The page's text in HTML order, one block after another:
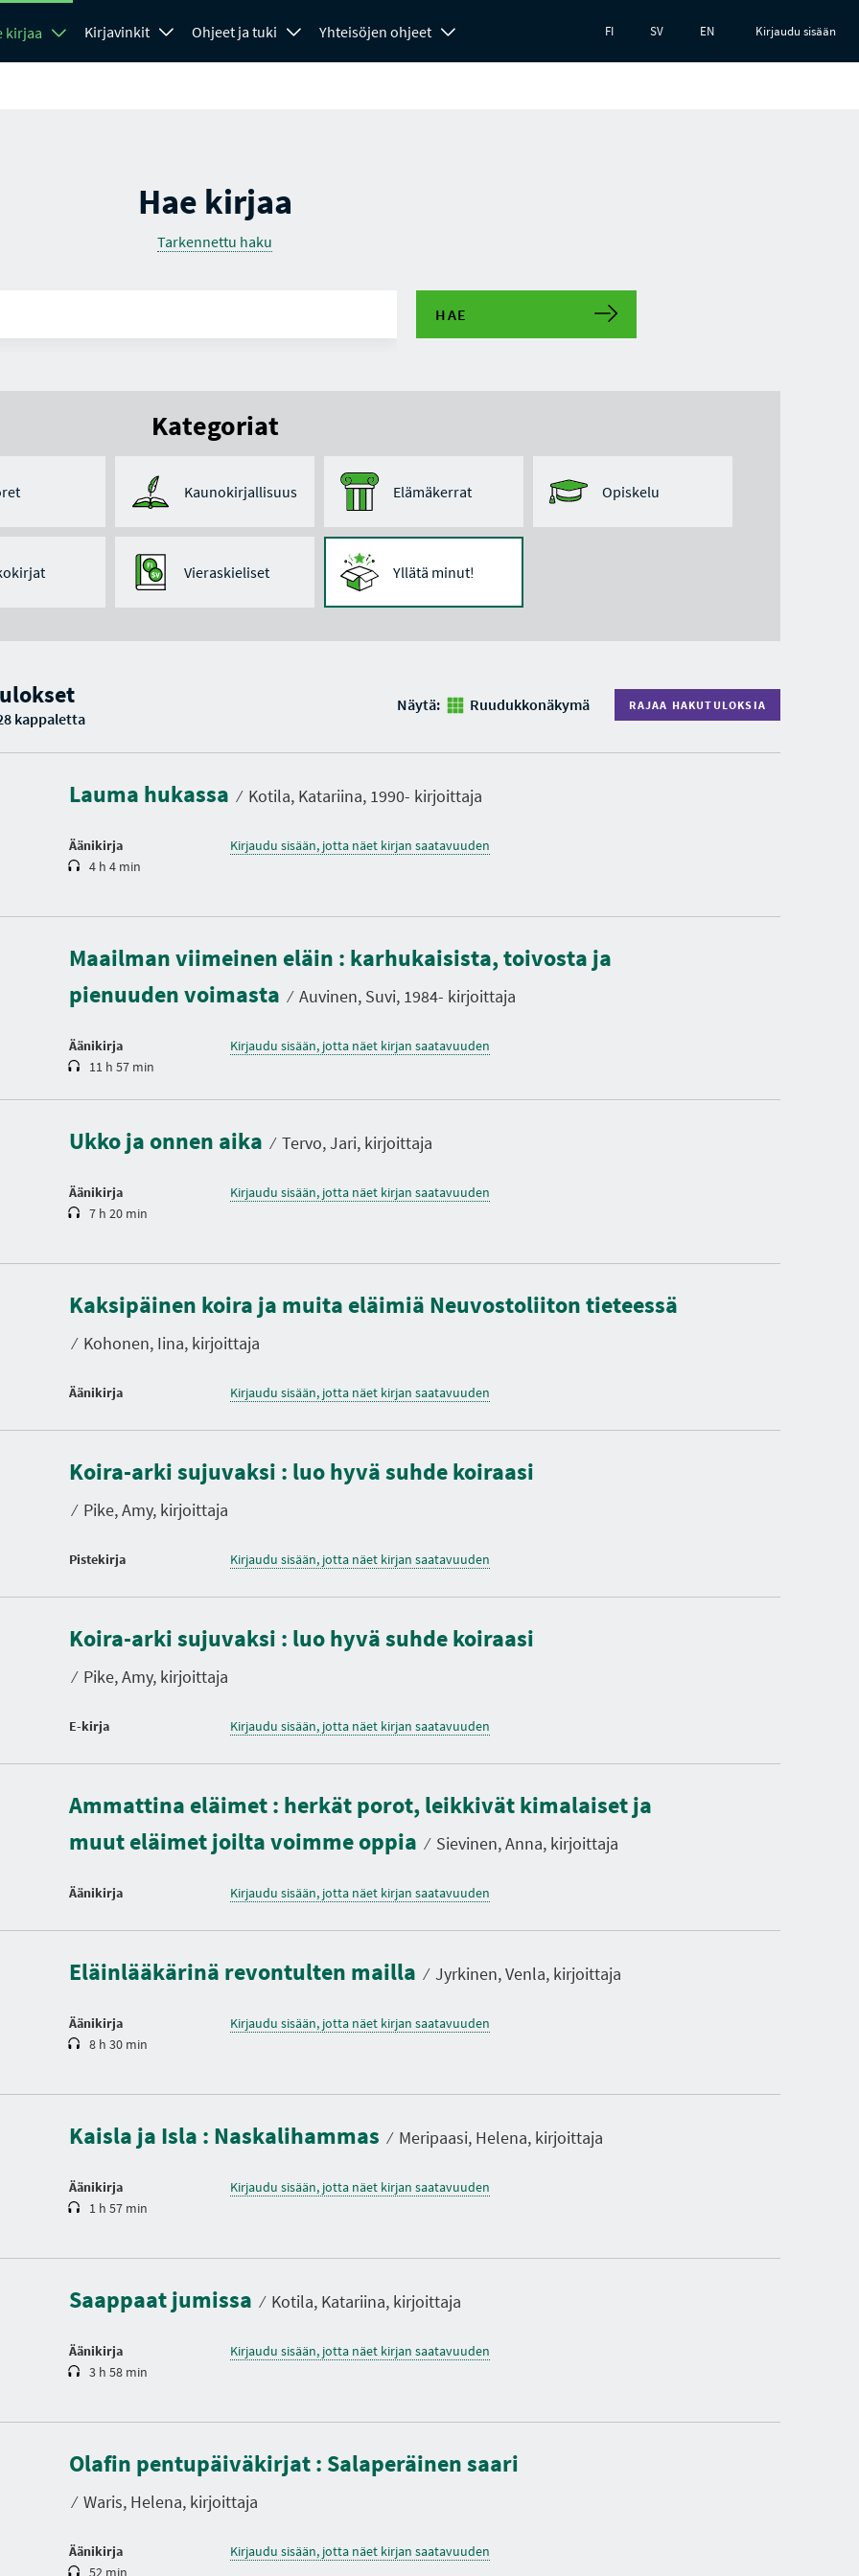
kirjaa Kirjavinkit Ohjeet ja tuki Yhteisöjen ohjeet FI SV EN Kirjaudu sisään
Hae kirjaa
Tarkennettu haku
HAE
Kategoriat
Kaunokirjallisuus Elämäkerrat Opiskelu
Vieraskieliset Yllätä minut!
kappaletta
Näytä: Ruudukkonäkymä RAJAA HAKUTULOKSIA
Lauma hukassa ⁄ Kotila, Katariina, 1990- kirjoittaja
Äänikirja
s
o
4 h 4 min
Kirjaudu sisään, jotta näet kirjan saatavuuden
Maailman viimeinen eläin : karhukaisista, toivosta ja
pienuuden voimasta ⁄ Auvinen, Suvi, 1984- kirjoittaja
Äänikirja
K
s
t
o
11 h 57 min
Kirjaudu sisään, jotta näet kirjan saatavuuden
Ukko ja onnen aika ⁄ Tervo, Jari, kirjoittaja
Äänikirja
K
s
o
7 h 20 min
Kirjaudu sisään, jotta näet kirjan saatavuuden
Kaksipäinen koira ja muita eläimiä Neuvostoliiton tieteessä
⁄ Kohonen, Iina, kirjoittaja
Äänikirja Kirjaudu sisään, jotta näet kirjan saatavuuden
Koira-arki sujuvaksi : luo hyvä suhde koiraasi
⁄ Pike, Amy, kirjoittaja
Pistekirja Kirjaudu sisään, jotta näet kirjan saatavuuden
Koira-arki sujuvaksi : luo hyvä suhde koiraasi
⁄ Pike, Amy, kirjoittaja
E-kirja Kirjaudu sisään, jotta näet kirjan saatavuuden
Ammattina eläimet : herkät porot, leikkivät kimalaiset ja
muut eläimet joilta voimme oppia ⁄ Sievinen, Anna, kirjoittaja
Äänikirja Kirjaudu sisään, jotta näet kirjan saatavuuden
Eläinlääkärinä revontulten mailla ⁄ Jyrkinen, Venla, kirjoittaja
Äänikirja
K
s
o
8 h 30 min
Kirjaudu sisään, jotta näet kirjan saatavuuden
Kaisla ja Isla : Naskalihammas ⁄ Meripaasi, Helena, kirjoittaja
Äänikirja
s
o
1 h 57 min
Kirjaudu sisään, jotta näet kirjan saatavuuden
Saappaat jumissa ⁄ Kotila, Katariina, kirjoittaja
Äänikirja
s
o
3 h 58 min
Kirjaudu sisään, jotta näet kirjan saatavuuden
Olafin pentupäiväkirjat : Salaperäinen saari
⁄ Waris, Helena, kirjoittaja
Äänikirja
K
s
t
o
52 min
Kirjaudu sisään, jotta näet kirjan saatavuuden